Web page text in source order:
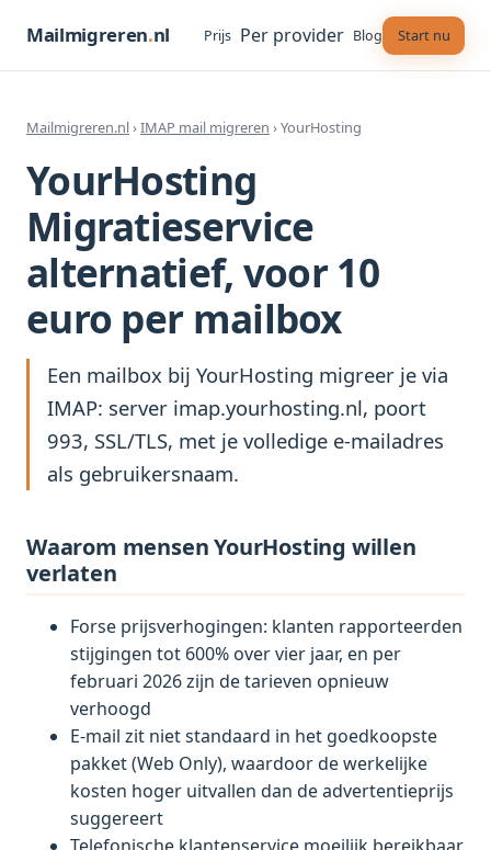
Mailmigreren.nl Prijs Per provider Blog Start nu
Mailmigreren.nl›IMAP mail migreren › YourHosting
YourHosting
Migratieservice
alternatief, voor 10
euro per mailbox
Een mailbox bij YourHosting migreer je via
IMAP: server imap.yourhosting.nl, poort
993, SSL/TLS, met je volledige e-mailadres
als gebruikersnaam.
Waarom mensen YourHosting willen
verlaten
Forse prijsverhogingen: klanten rapporteerden
stijgingen tot 600% over vier jaar, en per
februari 2026 zijn de tarieven opnieuw
verhoogd
E-mail zit niet standaard in het goedkoopste
pakket (Web Only), waardoor de werkelijke
kosten hoger uitvallen dan de advertentieprijs
suggereert